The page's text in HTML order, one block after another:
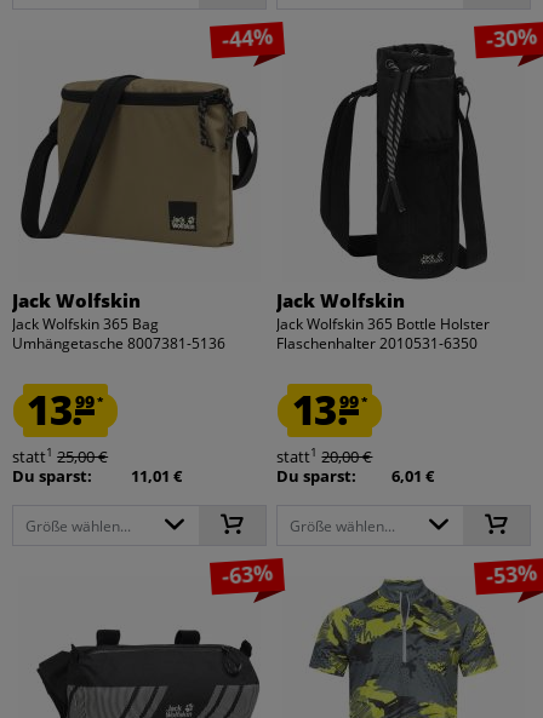
-44%
Jack Wolfskin
Jack Wolfskin 365 Bag
Umhängetasche 8007381-5136
13.99*
statt1 25,00 €
Du sparst:
11,01 €
Größe wählen...
-30%
Jack Wolfskin
Jack Wolfskin 365 Bottle Holster
Flaschenhalter 2010531-6350
13.99*
statt1 20,00 €
Du sparst:
6,01 €
Größe wählen...
-63% -53%